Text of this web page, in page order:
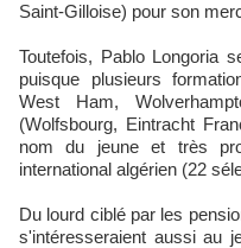
Saint-Gilloise) pour son
Toutefois, Pablo Longoria
puisque plusieurs
West Ham,
(Wolfsbourg, Eintracht
nom du jeune et très
international algérien (22
Du lourd ciblé par les
s'intéresseraient aussi au